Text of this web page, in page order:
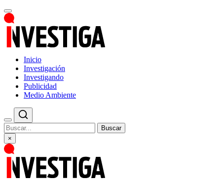
Inicio
Investigación
Investigando
Publicidad
Medio Ambiente
Buscar
×